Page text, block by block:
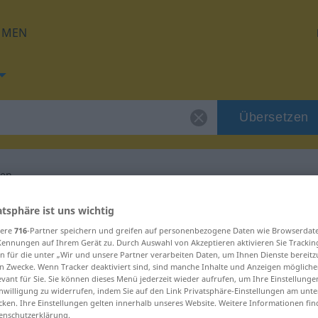
Übersetzen
für "mitschleppen"
ist uns wichtig
716-Partner speichern und greifen auf personenbezogene Daten wie
auf Ihrem Gerät zu. Durch Auswahl von Akzeptieren aktivieren Sie
für die unter „Wir und unsere Partner verarbeiten Daten, um Ihnen Dienste
Zwecke. Wenn Tracker deaktiviert sind, sind manche Inhalte und Anzeigen
für Sie. Sie können dieses Menü jederzeit wieder aufrufen, um Ihre
zu widerrufen, indem Sie auf den Link Privatsphäre-Einstellungen am
Ihre Einstellungen gelten innerhalb unseres Website. Weitere Informationen